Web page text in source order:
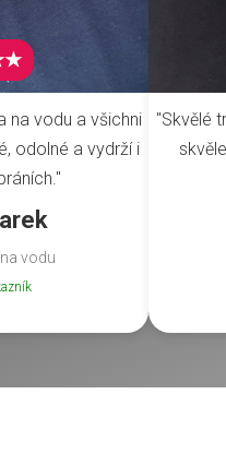
na vodu a všichni
odolné a vydrží i
vodu
"Skvělé